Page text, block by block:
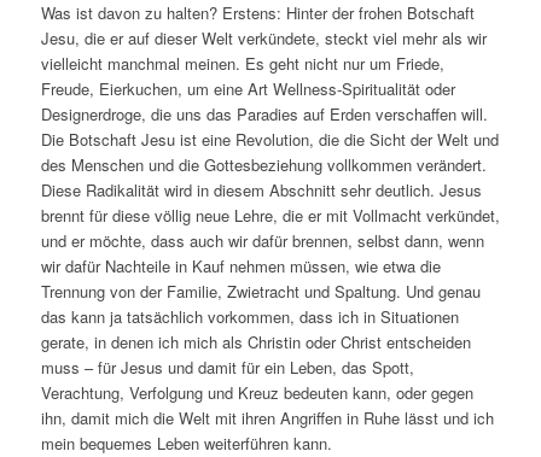
Was ist davon zu halten? Erstens: Hinter der frohen Botschaft
Jesu, die er auf dieser Welt verkündete, steckt viel mehr als wir
vielleicht manchmal meinen. Es geht nicht nur um Friede,
Freude, Eierkuchen, um eine Art Wellness-Spiritualität oder
Designerdroge, die uns das Paradies auf Erden verschaffen will.
Die Botschaft Jesu ist eine Revolution, die die Sicht der Welt und
des Menschen und die Gottesbeziehung vollkommen verändert.
Diese Radikalität wird in diesem Abschnitt sehr deutlich. Jesus
brennt für diese völlig neue Lehre, die er mit Vollmacht verkündet,
und er möchte, dass auch wir dafür brennen, selbst dann, wenn
wir dafür Nachteile in Kauf nehmen müssen, wie etwa die
Trennung von der Familie, Zwietracht und Spaltung. Und genau
das kann ja tatsächlich vorkommen, dass ich in Situationen
gerate, in denen ich mich als Christin oder Christ entscheiden
muss – für Jesus und damit für ein Leben, das Spott,
Verachtung, Verfolgung und Kreuz bedeuten kann, oder gegen
ihn, damit mich die Welt mit ihren Angriffen in Ruhe lässt und ich
mein bequemes Leben weiterführen kann.